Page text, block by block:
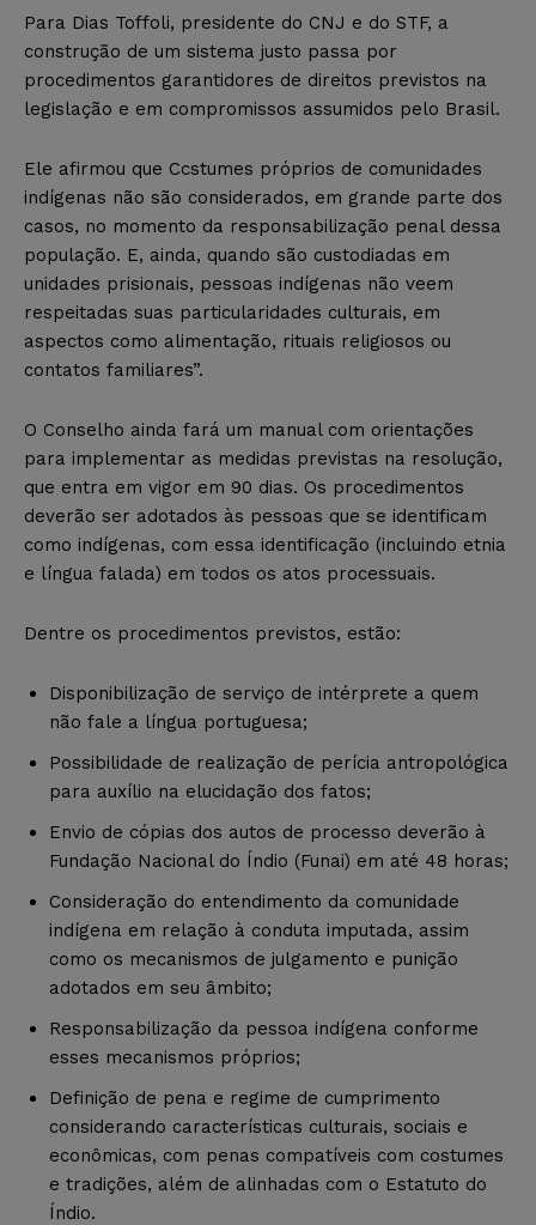
Para Dias Toffoli, presidente do CNJ e do STF, a
construção de um sistema justo passa por
procedimentos garantidores de direitos previstos na
legislação e em compromissos assumidos pelo Brasil.
Ele afirmou que Ccstumes próprios de comunidades
indígenas não são considerados, em grande parte dos
casos, no momento da responsabilização penal dessa
população. E, ainda, quando são custodiadas em
unidades prisionais, pessoas indígenas não veem
respeitadas suas particularidades culturais, em
aspectos como alimentação, rituais religiosos ou
contatos familiares”.
O Conselho ainda fará um manual com orientações
para implementar as medidas previstas na resolução,
que entra em vigor em 90 dias. Os procedimentos
deverão ser adotados às pessoas que se identificam
como indígenas, com essa identificação (incluindo etnia
e língua falada) em todos os atos processuais.
Dentre os procedimentos previstos, estão:
Disponibilização de serviço de intérprete a quem
não fale a língua portuguesa;
Possibilidade de realização de perícia antropológica
para auxílio na elucidação dos fatos;
Envio de cópias dos autos de processo deverão à
Fundação Nacional do Índio (Funai) em até 48 horas;
Consideração do entendimento da comunidade
indígena em relação à conduta imputada, assim
como os mecanismos de julgamento e punição
adotados em seu âmbito;
Responsabilização da pessoa indígena conforme
esses mecanismos próprios;
Definição de pena e regime de cumprimento
considerando características culturais, sociais e
econômicas, com penas compatíveis com costumes
e tradições, além de alinhadas com o Estatuto do
Índio.